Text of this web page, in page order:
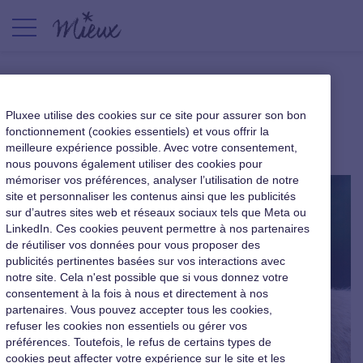
Manager comme un loup
|15 septembre 2017
Pluxee utilise des cookies sur ce site pour assurer son bon
fonctionnement (cookies essentiels) et vous offrir la
meilleure expérience possible. Avec votre consentement,
nous pouvons également utiliser des cookies pour
mémoriser vos préférences, analyser l’utilisation de notre
site et personnaliser les contenus ainsi que les publicités
sur d’autres sites web et réseaux sociaux tels que Meta ou
LinkedIn. Ces cookies peuvent permettre à nos partenaires
de réutiliser vos données pour vous proposer des
publicités pertinentes basées sur vos interactions avec
notre site. Cela n'est possible que si vous donnez votre
consentement à la fois à nous et directement à nos
partenaires. Vous pouvez accepter tous les cookies,
refuser les cookies non essentiels ou gérer vos
préférences. Toutefois, le refus de certains types de
cookies peut affecter votre expérience sur le site et les